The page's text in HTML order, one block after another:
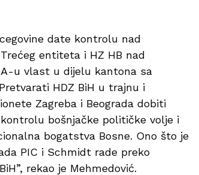
date kontrolu nad
entiteta i HZ HB nad
u vlast u dijelu kantona sa
HDZ BiH u trajnu i
Zagreba i Beograda dobiti
bošnjačke političke volje i
bogatstva Bosne. Ono što je
PIC i Schmidt rade preko
rekao je Mehmedović.